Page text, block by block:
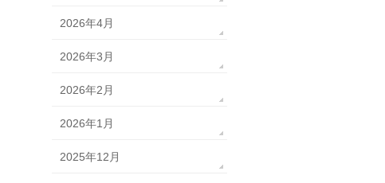
2026年4月
2026年3月
2026年2月
2026年1月
2025年12月